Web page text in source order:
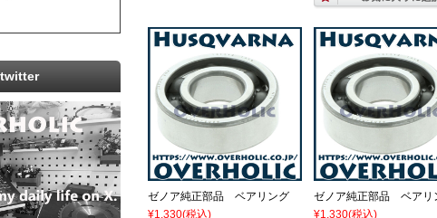
ゼノア純正部品 ベアリング
¥1,330(税込)
ゼノア純正部品 ベアリ
¥1,330(税込)
twitter